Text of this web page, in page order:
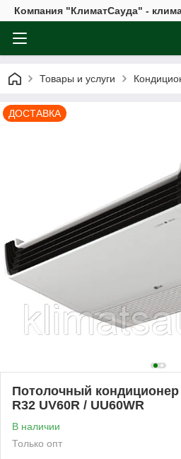
Компания "КлиматСауда" -
Товары и услуги
ДОСТАВКА
Потолочный
R32 UV60R / UU60WR
В наличии
Только опт